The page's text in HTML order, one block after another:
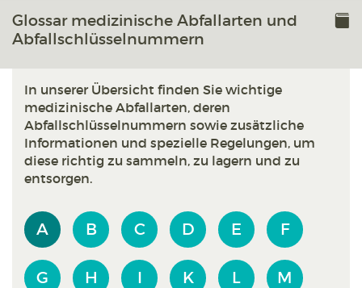
Glossar medizinische Abfallarten und
Abfallschlüssel­nummern
In unserer Übersicht finden Sie wichtige
medizinische Abfallarten, deren
Abfallschlüsselnummern sowie zusätzliche
Informationen und spezielle Regelungen, um
diese richtig zu sammeln, zu lagern und zu
entsorgen.
A B C D E F
G H I K L M